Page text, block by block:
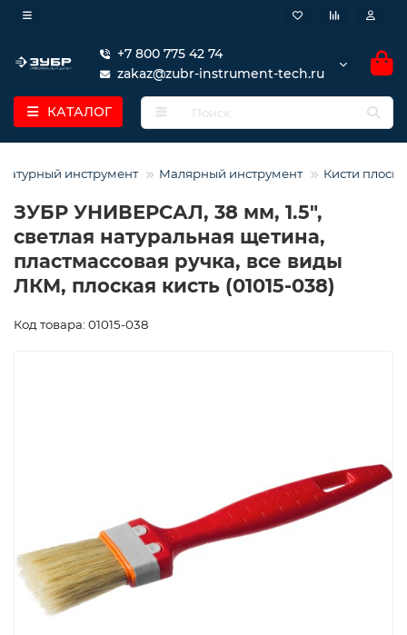
+7 800 775 42 74
zakaz@zubr-instrument-tech.ru
КАТАЛОГ
инструмент Малярный инструмент Кисти
ЗУБР УНИВЕРСАЛ, 38 мм, 1.5″,
светлая натуральная щетина,
пластмассовая ручка, все виды
ЛКМ, плоская кисть (01015-038)
Код товара: 01015-038